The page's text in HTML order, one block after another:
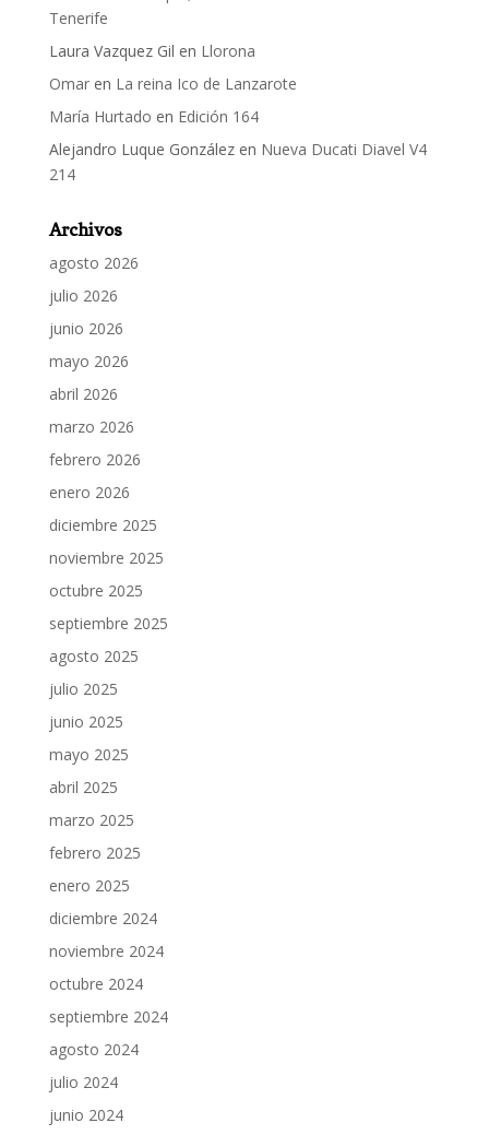
Tenerife
Laura Vazquez Gil en Llorona
Omaren La reina Ico de Lanzarote
María Hurtado en Edición 164
Alejandro Luque Gonzálezen Nueva Ducati Diavel V4
214
Archivos
agosto 2026
julio 2026
junio 2026
mayo 2026
abril 2026
marzo 2026
febrero 2026
enero 2026
diciembre 2025
noviembre 2025
octubre 2025
septiembre 2025
agosto 2025
julio 2025
junio 2025
mayo 2025
abril 2025
marzo 2025
febrero 2025
enero 2025
diciembre 2024
noviembre 2024
octubre 2024
septiembre 2024
agosto 2024
julio 2024
junio 2024